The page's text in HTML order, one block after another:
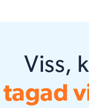
Viss,
tagad